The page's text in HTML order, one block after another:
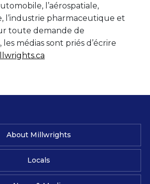
l’aérospatiale,
l’industrie pharmaceutique et
toute demande de
médias sont priés d’écrire
About Millwrights
Locals